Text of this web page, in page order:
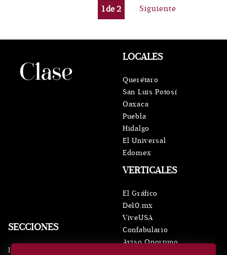
1de2 Siguiente
SECCIONES
Inicio
VERTICALES
El Gráfico
De10.mx
ViveUSA
Confabulario
Aviso Oportuno
LOCALES
Querétaro
San Luis Potosí
Oaxaca
Puebla
Hidalgo
El Universal
Edomex